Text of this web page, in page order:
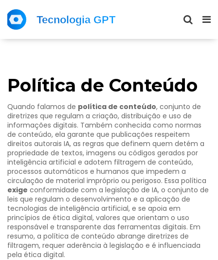
Política de Conteúdo
Quando falamos de política de conteúdo, conjunto de
diretrizes que regulam a criação, distribuição e uso de
informações digitais. Também conhecida como normas
de conteúdo, ela garante que publicações respeitem
direitos autorais IA, as regras que definem quem detém a
propriedade de textos, imagens ou códigos gerados por
inteligência artificial e adotem filtragem de conteúdo,
processos automáticos e humanos que impedem a
circulação de material impróprio ou perigoso. Essa política
exige conformidade com a legislação de IA, o conjunto de
leis que regulam o desenvolvimento e a aplicação de
tecnologias de inteligência artificial, e se apoia em
princípios de ética digital, valores que orientam o uso
responsável e transparente das ferramentas digitais. Em
resumo, a política de conteúdo abrange diretrizes de
filtragem, requer aderência à legislação e é influenciada
pela ética digital.